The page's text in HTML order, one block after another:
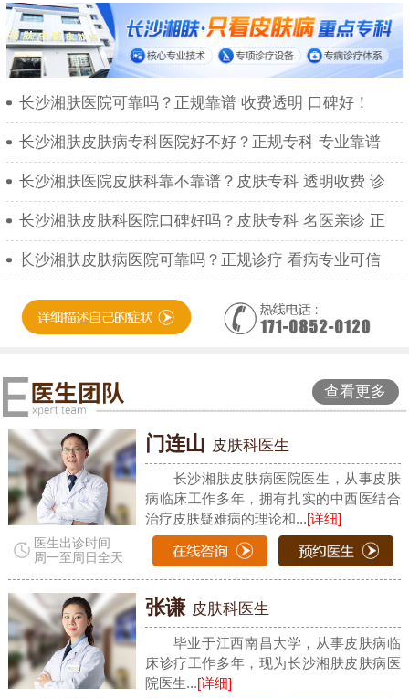
长沙湘肤医院可靠吗？正规靠谱 收费透明 口碑好！
长沙湘肤皮肤病专科医院好不好？正规专科 专业靠谱
长沙湘肤医院皮肤科靠不靠谱？皮肤专科 透明收费 诊
长沙湘肤皮肤科医院口碑好吗？皮肤专科 名医亲诊 正
长沙湘肤皮肤病医院可靠吗？正规诊疗 看病专业可信
查看更多
医生出诊时间
周一至周日全天
门连山 皮肤科医生
长沙湘肤皮肤病医院医生，从事皮肤
病临床工作多年，拥有扎实的中西医结合
治疗皮肤疑难病的理论和...[详细]
张谦 皮肤科医生
毕业于江西南昌大学，从事皮肤病临
床诊疗工作多年，现为长沙湘肤皮肤病医
院医生...[详细]